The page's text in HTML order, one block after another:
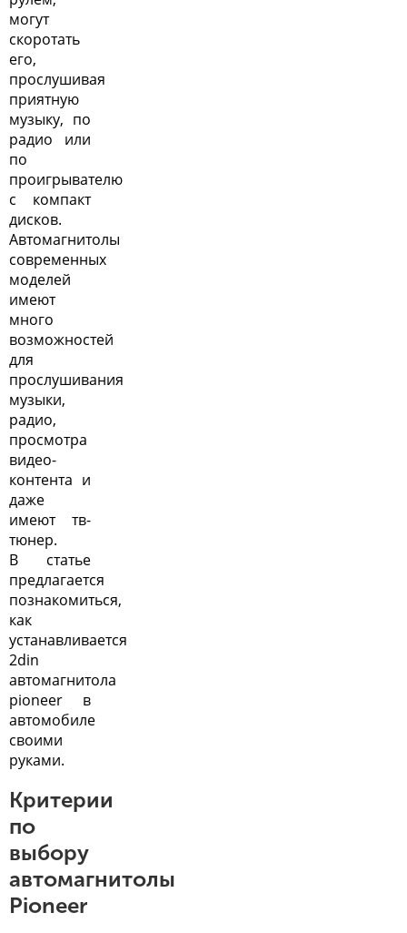
могут
скоротать
его,
прослушивая
приятную
музыку, по
радио или
по
проигрывателю
с компакт
дисков.
Автомагнитолы
современных
моделей
имеют
много
возможностей
для
прослушивания
музыки,
радио,
просмотра
видео-
контента и
даже
имеют тв-
тюнер.
В статье
предлагается
познакомиться,
как
устанавливается
2din
автомагнитола
pioneer в
автомобиле
своими
руками.
Критерии
по
выбору
автомагнитолы
Pioneer